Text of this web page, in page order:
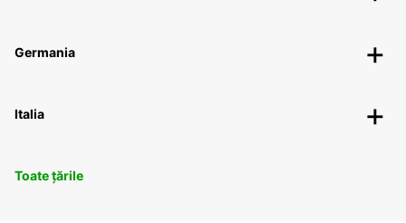
Germania
Italia
Toate țările